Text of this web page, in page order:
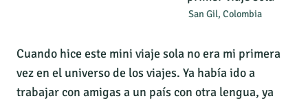
San Gil, Colombia
Cuando hice este mini viaje sola no era mi primera
vez en el universo de los viajes. Ya había ido a
trabajar con amigas a un país con otra lengua, ya